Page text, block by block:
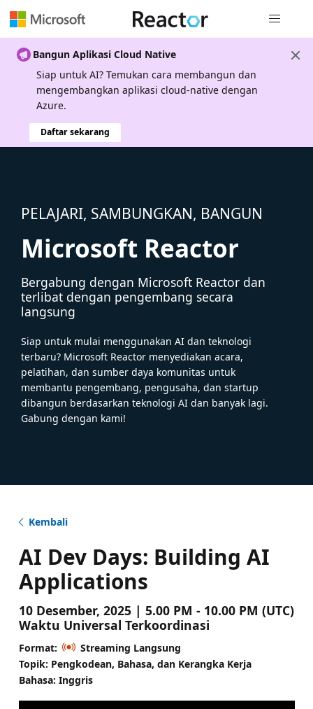
Bangun Aplikasi Cloud Native
Siap untuk AI? Temukan cara membangun dan
mengembangkan aplikasi cloud-native dengan
Azure.
Daftar sekarang
PELAJARI, SAMBUNGKAN, BANGUN
Microsoft Reactor
Bergabung dengan Microsoft Reactor dan
terlibat dengan pengembang secara
langsung
Siap untuk mulai menggunakan AI dan teknologi
terbaru? Microsoft Reactor menyediakan acara,
pelatihan, dan sumber daya komunitas untuk
membantu pengembang, pengusaha, dan startup
dibangun berdasarkan teknologi AI dan banyak lagi.
Gabung dengan kami!
Kembali
AI Dev Days: Building AI
Applications
10 Desember, 2025 | 5.00 PM - 10.00 PM (UTC)
Waktu Universal Terkoordinasi
Format:
Streaming Langsung
Topik: Pengkodean, Bahasa, dan Kerangka Kerja
Bahasa: Inggris